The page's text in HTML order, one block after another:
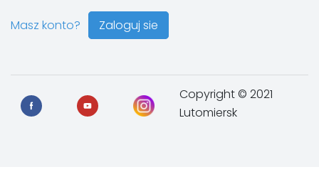
Masz konto? Zaloguj sie
Copyright © 2021
Lutomiersk